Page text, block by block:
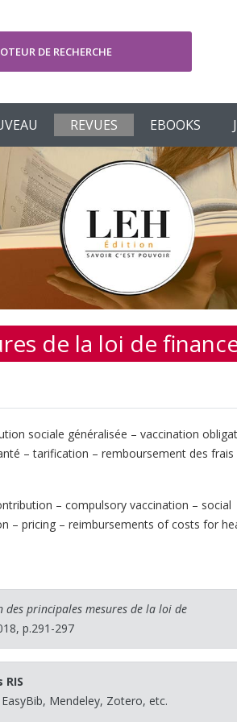
DE RECHERCHE
REVUES EBOOKS
de la loi de
sociale généralisée – vaccination
– tarification – remboursement des frais
– compulsory vaccination – social
– pricing – reimbursements of costs for
des principales mesures de la loi de
p.291-297
Mendeley, Zotero, etc.